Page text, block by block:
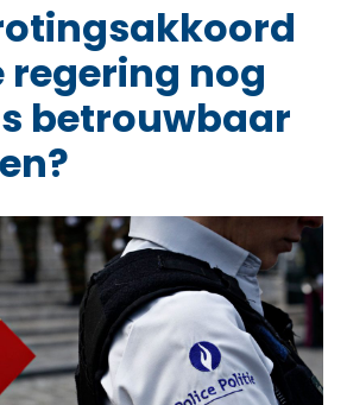
regering nog
betrouwbaar